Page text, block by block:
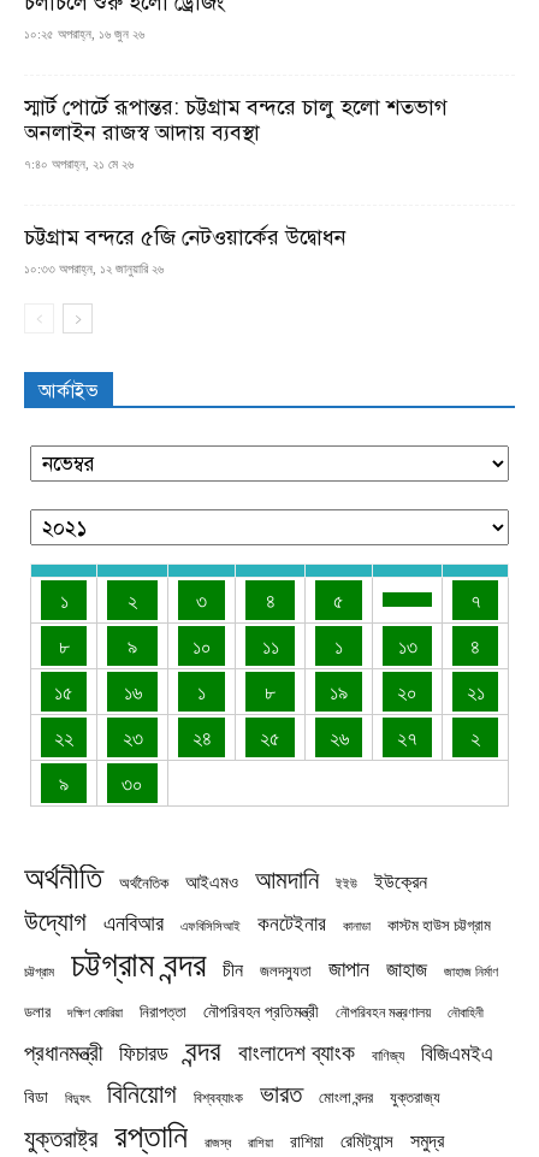
১০:২৫ অপরাহ্ন, ১৬ জুন ২৬
স্মার্ট পোর্টে রূপান্তর: চট্টগ্রাম বন্দরে চালু হলো শতভাগ
অনলাইন রাজস্ব আদায় ব্যবস্থা
৭:৪০ অপরাহ্ন, ২১ মে ২৬
চট্টগ্রাম বন্দরে ৫জি নেটওয়ার্কের উদ্বোধন
১০:৩৩ অপরাহ্ন, ১২ জানুয়ারি ২৬
আর্কাইভ
১ ২ ৩ ৪ ৫
৭
৮
৯ ১০ ১১ ১ ১৩
৪
১৫
১৬ ১ ৮ ১৯ ২০
২১
২২
২৩ ২৪ ২৫ ২৬ ২৭
২
৯
৩০
অর্থনীতি অর্থনৈতিক আইএমও আমদানি ইইউ ইউক্রেন
উদ্যোগ এনবিআর এফবিসিসিআই কনটেইনার কানাডা কাস্টম হাউস চট্টগ্রাম
চট্টগ্রাম চট্টগ্রাম বন্দর চীন জলদস্যুতা জাপান জাহাজ জাহাজ নির্মাণ
ডলার দক্ষিণ কোরিয়া নিরাপত্তা নৌপরিবহন প্রতিমন্ত্রী নৌপরিবহন মন্ত্রণালয় নৌবাহিনী
প্রধানমন্ত্রী ফিচারড বন্দর বাংলাদেশ ব্যাংক বাণিজ্য বিজিএমইএ
বিডা বিদ্যুৎ বিনিয়োগ বিশ্বব্যাংক ভারত মোংলা বন্দর যুক্তরাজ্য
যুক্তরাষ্ট্র রপ্তানি রাজস্ব রাশিয়া রাশিয়া রেমিট্যান্স সমুদ্র